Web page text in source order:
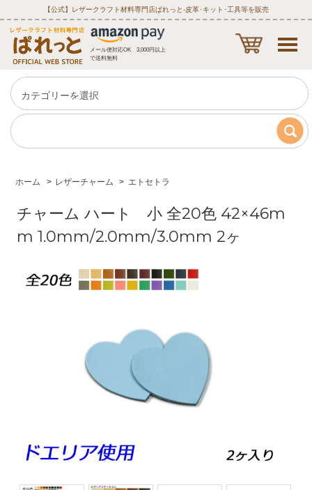
【公式】レザークラフト材料専門店ぱれっと‐皮革･キット･工具等を販売
メール便対応OK 3,000円以上
で送料無料
ホーム > レザーチャーム > エトセトラ
チャーム ハート 小 全20色 42×46m
m 1.0mm/2.0mm/3.0mm 2ヶ